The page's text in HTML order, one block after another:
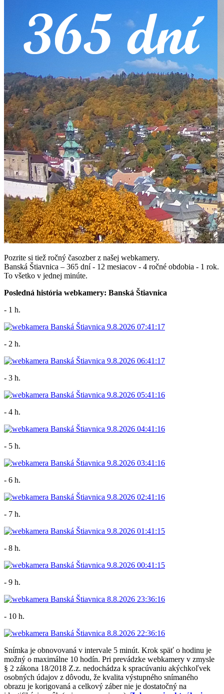
Pozrite si tiež ročný časozber z našej webkamery.
Banská Štiavnica – 365 dní - 12 mesiacov - 4 ročné obdobia - 1 rok.
To všetko v jednej minúte.
Posledná história webkamery: Banská Štiavnica
- 1 h.
- 2 h.
- 3 h.
- 4 h.
- 5 h.
- 6 h.
- 7 h.
- 8 h.
- 9 h.
- 10 h.
Snímka je obnovovaná v intervale 5 minút. Krok späť o hodinu je
možný o maximálne 10 hodín. Pri prevádzke webkamery v zmysle
§ 2 zákona 18/2018 Z.z. nedochádza k spracúvaniu akýchkoľvek
osobných údajov z dôvodu, že kvalita výstupného snímaného
obrazu je korigovaná a celkový záber nie je dostatočný na